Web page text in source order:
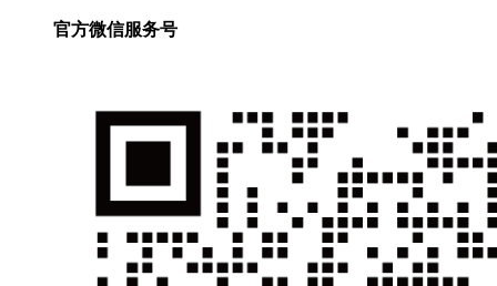
官方微信服务号